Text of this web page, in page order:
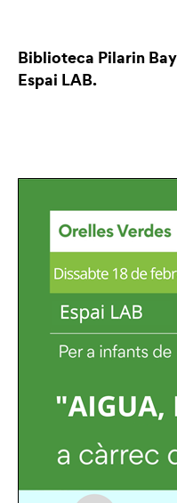
Biblioteca Pilarin
Espai LAB.